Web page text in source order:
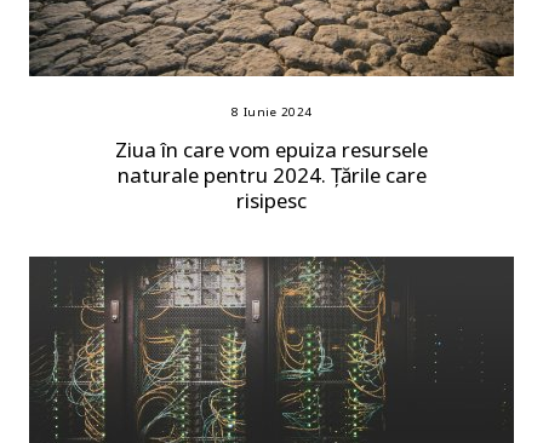
8 Iunie 2024
Ziua în care vom epuiza resursele
naturale pentru 2024. Țările care
risipesc